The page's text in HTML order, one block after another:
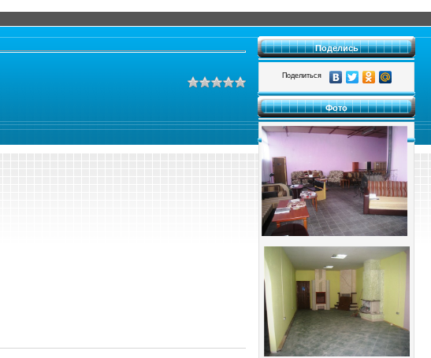
Поделись
Поделиться
Фото